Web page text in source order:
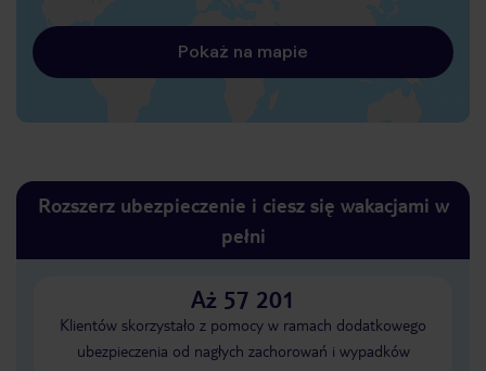
Pokaż na mapie
Rozszerz ubezpieczenie i ciesz się wakacjami w
pełni
Aż 57 201
Klientów skorzystało z pomocy w ramach dodatkowego
ubezpieczenia od nagłych zachorowań i wypadków